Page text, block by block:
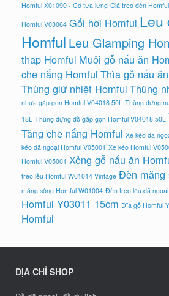
Homful X01090 - Có tựa lưng Giá treo đèn
Homful V03064 Gối hơi Homful Leu
Homful Leu Glamping
thap Homful Muôi gỗ nấu ăn
che nắng Homful Thìa gỗ nấu
Thùng giữ nhiệt Homful Thùng
nhựa gấp gọn Homful V04018 50L Thùng đựng
18L Thùng đựng đồ gấp gọn Homful V04018 50L
Tăng che nắng Homful Xe kéo dã
kéo dã ngoại Homful V05001 Xe kéo Homful
Homful V05001 Xẻng gỗ nấu ăn
treo lều Homful W01014 Vintage Đèn măng
măng sông Homful W01004 Đèn treo lều dã
Homful Y03011 15cm Đĩa gỗ Homful
Homful
ĐỊA CHỈ SHOP